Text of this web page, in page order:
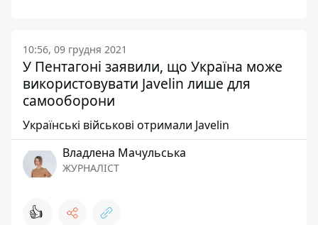
10:56, 09 грудня 2021
У Пентагоні заявили, що Україна може
використовувати Javelin лише для
самооборони
Українські військові отримали Javelin
Владлена Мачульська
ЖУРНАЛІСТ
👍